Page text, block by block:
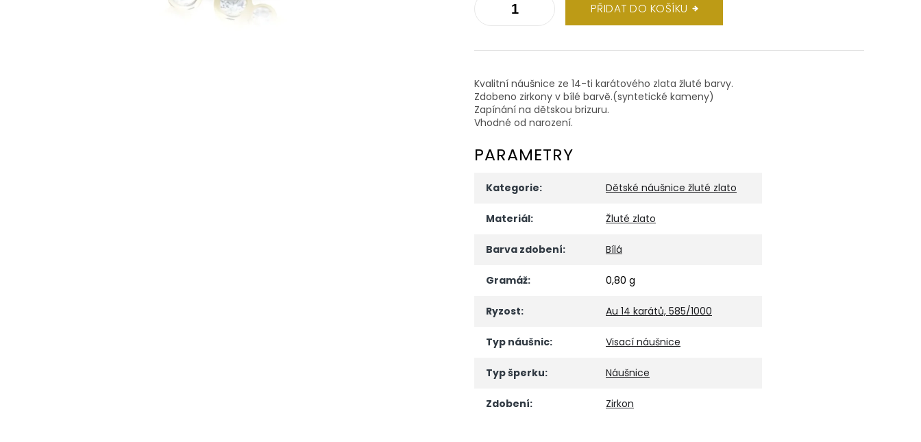
PŘIDAT DO KOŠÍKU
Kvalitní náušnice ze 14-ti karátového zlata žluté barvy.
Zdobeno zirkony v bílé barvě.(syntetické kameny)
Zapínání na dětskou brizuru.
Vhodné od narození.
PARAMETRY
Kategorie: Dětské náušnice žluté zlato
Materiál: Žluté zlato
Barva zdobení: Bílá
Gramáž: 0,80 g
Ryzost: Au 14 karátů, 585/1000
Typ náušnic: Visací náušnice
Typ šperku: Náušnice
Zdobení: Zirkon